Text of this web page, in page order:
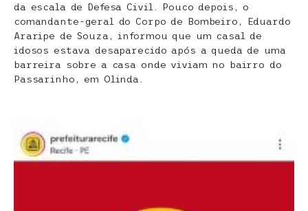
da escala de Defesa Civil. Pouco depois, o
comandante-geral do Corpo de Bombeiro, Eduardo
Araripe de Souza, informou que um casal de
idosos estava desaparecido após a queda de uma
barreira sobre a casa onde viviam no bairro do
Passarinho, em Olinda.